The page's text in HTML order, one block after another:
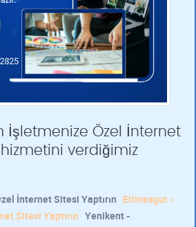
İşletmenize Özel İnternet
hizmetini verdiğimiz
İnternet Sitesi Yaptırın Etimesgut -
Sitesi Yaptırın Yenikent -